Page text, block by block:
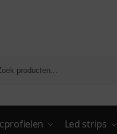
Led strips